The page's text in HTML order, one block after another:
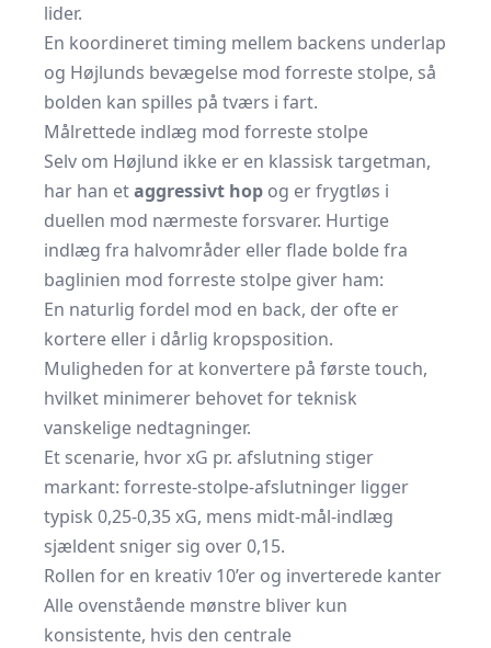
lider.
En koordineret timing mellem backens underlap
og Højlunds bevægelse mod forreste stolpe, så
bolden kan spilles på tværs i fart.
Målrettede indlæg mod forreste stolpe
Selv om Højlund ikke er en klassisk targetman,
har han etaggressivt hop og er frygtløs i
duellen mod nærmeste forsvarer. Hurtige
indlæg fra halvområder eller flade bolde fra
baglinien mod forreste stolpe giver ham:
En naturlig fordel mod en back, der ofte er
kortere eller i dårlig kropsposition.
Muligheden for at konvertere på første touch,
hvilket minimerer behovet for teknisk
vanskelige nedtagninger.
Et scenarie, hvor xG pr. afslutning stiger
markant: forreste-stolpe-afslutninger ligger
typisk 0,25-0,35 xG, mens midt-mål-indlæg
sjældent sniger sig over 0,15.
Rollen for en kreativ 10’er og inverterede kanter
Alle ovenstående mønstre bliver kun
konsistente, hvis den centrale